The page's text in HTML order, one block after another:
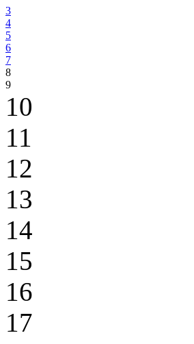
3
4
5
6
7
8
9
10
11
12
13
14
15
16
17